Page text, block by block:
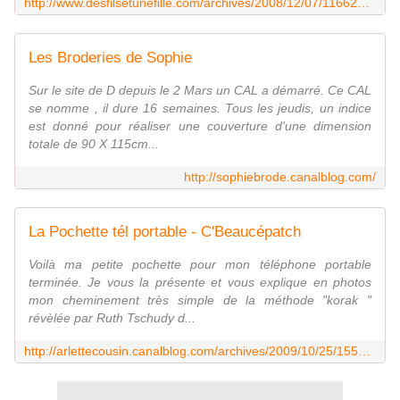
Les Broderies de Sophie
Sur le site de D depuis le 2 Mars un CAL a démarré. Ce CAL
se nomme , il dure 16 semaines. Tous les jeudis, un indice
est donné pour réaliser une couverture d'une dimension
totale de 90 X 115cm...
http://sophiebrode.canalblog.com/
La Pochette tél portable - C'Beaucépatch
Voilà ma petite pochette pour mon téléphone portable
terminée. Je vous la présente et vous explique en photos
mon cheminement très simple de la méthode "korak "
révèlée par Ruth Tschudy d...